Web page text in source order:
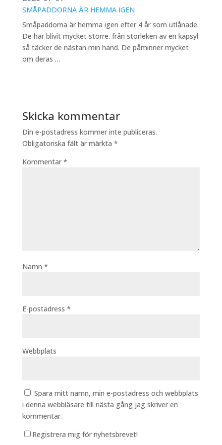
SMÅPADDORNA ÄR HEMMA IGEN
Småpaddorna är hemma igen efter 4 år som utlånade.
De har blivit mycket större. från storleken av en kapsyl
så täcker de nästan min hand. De påminner mycket
om deras …
Skicka kommentar
Din e-postadress kommer inte publiceras.
Obligatoriska fält är märkta *
Kommentar *
Namn *
E-postadress *
Webbplats
Spara mitt namn, min e-postadress och webbplats
i denna webbläsare till nästa gång jag skriver en
kommentar.
Registrera mig för nyhetsbrevet!